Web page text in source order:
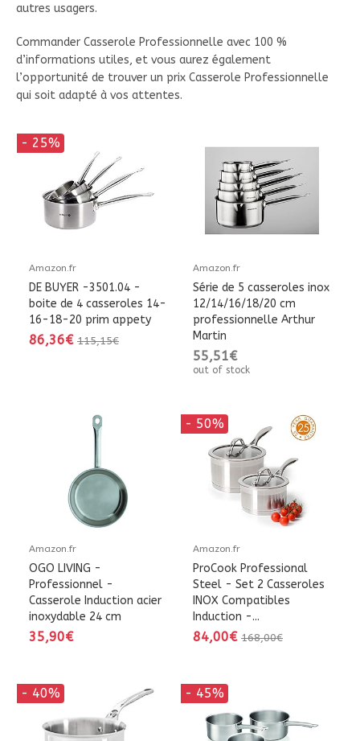
autres usagers.
Commander Casserole Professionnelle avec 100 %
d’informations utiles, et vous aurez également
l’opportunité de trouver un prix Casserole Professionnelle
qui soit adapté à vos attentes.
- 25%
Amazon.fr
DE BUYER -3501.04 -
boite de 4 casseroles 14-
16-18-20 prim appety
86,36€ 115,15€
Amazon.fr
Série de 5 casseroles inox
12/14/16/18/20 cm
professionnelle Arthur
Martin
55,51€
out of stock
Amazon.fr
OGO LIVING -
Professionnel -
Casserole Induction acier
inoxydable 24 cm
35,90€
- 50%
Amazon.fr
ProCook Professional
Steel - Set 2 Casseroles
INOX Compatibles
Induction -...
84,00€ 168,00€
- 40% - 45%